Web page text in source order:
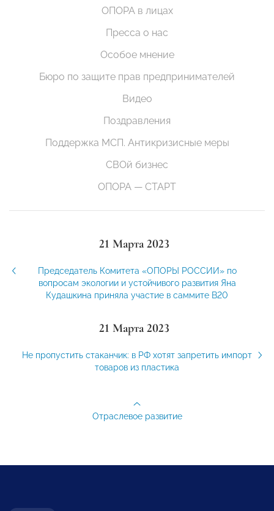
ОПОРА в лицах
Пресса о нас
Особое мнение
Бюро по защите прав предпринимателей
Видео
Поздравления
Поддержка МСП. Антикризисные меры
СВОй бизнес
ОПОРА — СТАРТ
21 Марта 2023
Председатель Комитета «ОПОРЫ РОССИИ» по
вопросам экологии и устойчивого развития Яна
Кудашкина приняла участие в саммите В20
21 Марта 2023
Не пропустить стаканчик: в РФ хотят запретить импорт
товаров из пластика
Отраслевое развитие